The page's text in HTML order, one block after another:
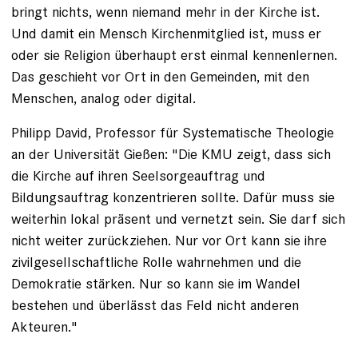
bringt nichts, wenn niemand mehr in der Kirche ist.
Und damit ein Mensch Kirchenmitglied ist, muss er
oder sie Religion überhaupt erst einmal kennenlernen.
Das geschieht vor Ort in den Gemeinden, mit den
Menschen, analog oder digital.
Philipp David, Professor für Systematische Theologie
an der Universität Gießen: "Die KMU zeigt, dass sich
die Kirche auf ihren Seelsorgeauftrag und
Bildungsauftrag konzentrieren sollte. Dafür muss sie
weiterhin lokal präsent und vernetzt sein. Sie darf sich
nicht weiter zurückziehen. Nur vor Ort kann sie ihre
zivilgesellschaftliche Rolle wahrnehmen und die
Demokratie stärken. Nur so kann sie im Wandel
bestehen und überlässt das Feld nicht anderen
Akteuren."